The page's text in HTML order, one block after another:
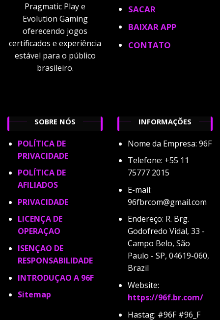
Pragmatic Play e
Evolution Gaming
oferecendo jogos
certificados e experiência
estável para o público
brasileiro.
SACAR
BAIXAR APP
CONTATO
SOBRE NÓS
POLÍTICA DE
PRIVACIDADE
POLÍTICA DE
AFILIADOS
PRIVACIDADE
LICENÇA DE
OPERAÇAO
ISENÇAO DE
RESPONSABILIDADE
INTRODUÇAO A 96F
Sitemap
INFORMAÇÕES
Nome da Empresa: 96F
Telefone: +55 11
75777 2015
E-mail:
96fbrcom@gmail.com
Endereço: R. Brg.
Godofredo Vidal, 33 -
Campo Belo, São
Paulo - SP, 04619-060,
Brazil
Website:
https://96f.br.com/
Hastag: #96F #96_F